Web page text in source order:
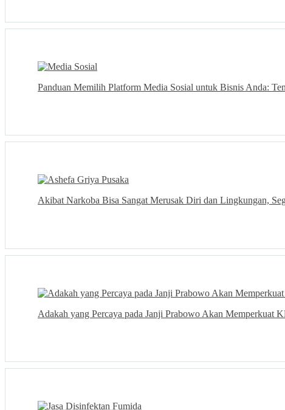
Panduan Memilih Platform Media Sosial untuk Bisnis Anda:
Akibat Narkoba Bisa Sangat Merusak Diri dan Lingkungan,
Adakah yang Percaya pada Janji Prabowo Akan Memperkuat